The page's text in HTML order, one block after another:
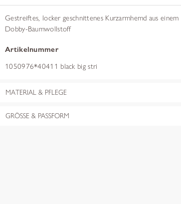
Gestreiftes, locker geschnittenes Kurzarmhemd aus
Dobby-Baumwollstoff
Artikelnummer
1050976*40411 black big stri
MATERIAL & PFLEGE
GRÖSSE & PASSFORM